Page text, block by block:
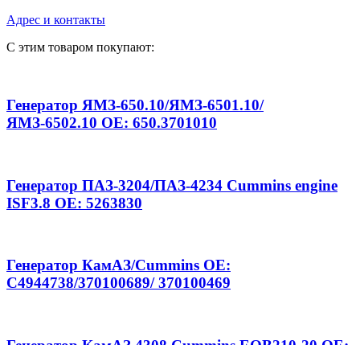
Адрес и контакты
С этим товаром покупают:
Генератор ЯМЗ-650.10/ЯМЗ-6501.10/
ЯМЗ-6502.10 OE: 650.3701010
Генератор ПАЗ-3204/ПАЗ-4234 Cummins engine
ISF3.8 OE: 5263830
Генератор КамАЗ/Cummins OE:
C4944738/370100689/ 370100469